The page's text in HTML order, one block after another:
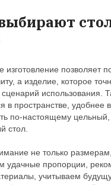
изготовление позволяет
а изделие, которое
использования.
в пространстве, удобнее
по-настоящему
стол.
не только
удачные пропорции,
учитываем